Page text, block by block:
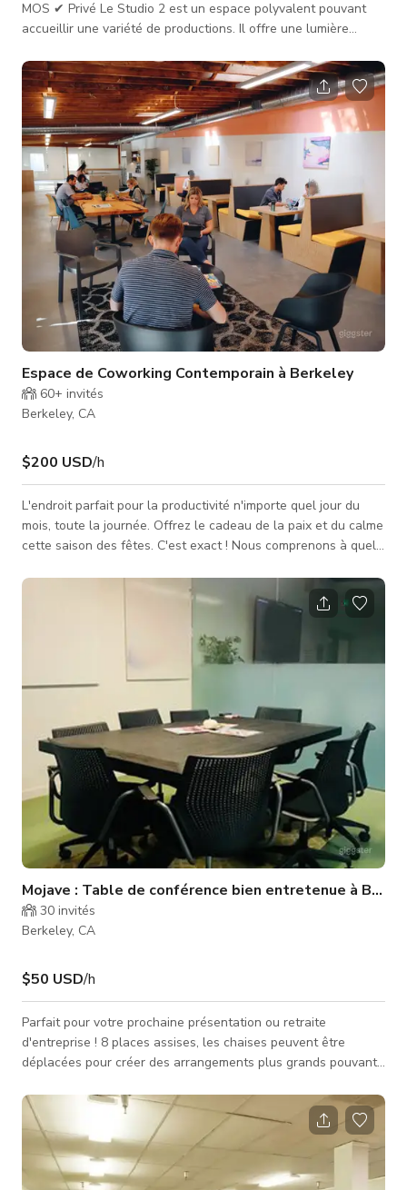
MOS ✔ Privé Le Studio 2 est un espace polyvalent pouvant
accueillir une variété de productions. Il offre une lumière
d'éclairage plus contrôlées. Le studio dispose également d'un
cyclorama, un grand fond sans couture pouvant être utilisé à
diverses fins. Une location de studio photo impeccable qui
peut se transformer en ce que vous souhaitez. Lumière
naturelle
Espace de Coworking Contemporain à Berkeley
60+ invités
Berkeley, CA
$200 USD/h
L'endroit parfait pour la productivité n'importe quel jour du
mois, toute la journée. Offrez le cadeau de la paix et du calme
cette saison des fêtes. C'est exact ! Nous comprenons à quel
nouveaux collègues inattendus (humains, enfants, animaux,
etc.), des bruits forts et des distractions inévitables. Offrez
une journée, une semaine ou un mois de productivité dans
notre espace de coworking sûr contre la COVID, sans distracti
Mojave : Table de conférence bien entretenue à
30 invités
Berkeley, CA
$50 USD/h
Parfait pour votre prochaine présentation ou retraite
d'entreprise ! 8 places assises, les chaises peuvent être
déplacées pour créer des arrangements plus grands pouvant
projection Tableau blanc